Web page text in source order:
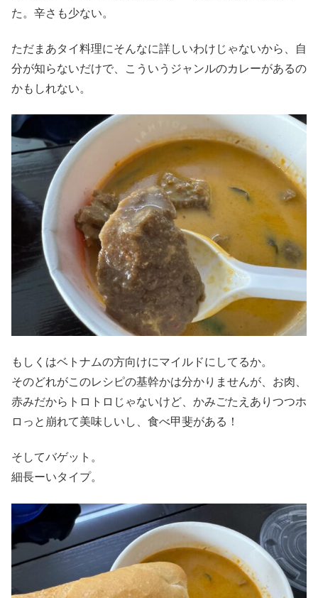
た。辛さも少ない。
ただまあタイ料理にそんなに詳しいわけじゃないから、自
分が知らないだけで、こういうジャンルのカレーがあるの
かもしれない。
もしくはベトナムの方向けにマイルドにしてるか。
そのどれがこのレシピの基幹かは分かりませんが、お肉、
赤みだからトロトロじゃないけど、かみごたえありつつホ
ロっと崩れて美味しいし、食べ甲斐がある！
そしてバゲット。
細長ーいタイプ。